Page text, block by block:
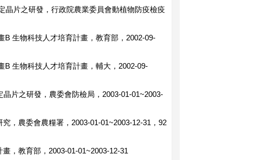
晶片之研發，行政院農業委員會動植物防疫檢疫
生物科技人才培育計畫，教育部，2002-09-
生物科技人才培育計畫，輔大，2002-09-
片之研發，農委會防檢局，2003-01-01~2003-
，農委會農糧署，2003-01-01~2003-12-31，92
，教育部，2003-01-01~2003-12-31